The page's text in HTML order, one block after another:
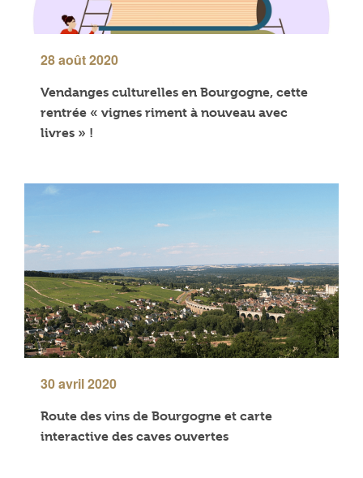
28 août 2020
Vendanges culturelles en Bourgogne, cette
rentrée « vignes riment à nouveau avec
livres » !
30 avril 2020
Route des vins de Bourgogne et carte
interactive des caves ouvertes